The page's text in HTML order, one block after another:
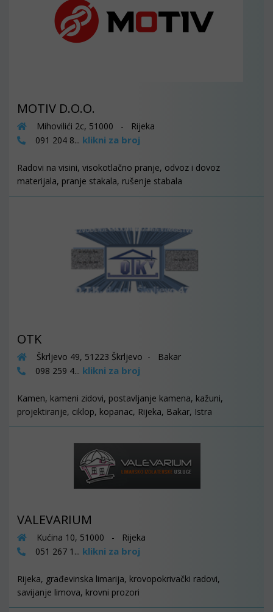
MOTIV D.O.O.
Mihovilići 2c, 51000 - Rijeka
091 204 8... klikni za broj
Radovi na visini, visokotlačno pranje, odvoz i dovoz
materijala, pranje stakala, rušenje stabala
OTK
Škrljevo 49, 51223 Škrljevo - Bakar
098 259 4... klikni za broj
Kamen, kameni zidovi, postavljanje kamena, kažuni,
projektiranje, ciklop, kopanac, Rijeka, Bakar, Istra
VALEVARIUM
Kućina 10, 51000 - Rijeka
051 267 1... klikni za broj
Rijeka, građevinska limarija, krovopokrivački radovi,
savijanje limova, krovni prozori